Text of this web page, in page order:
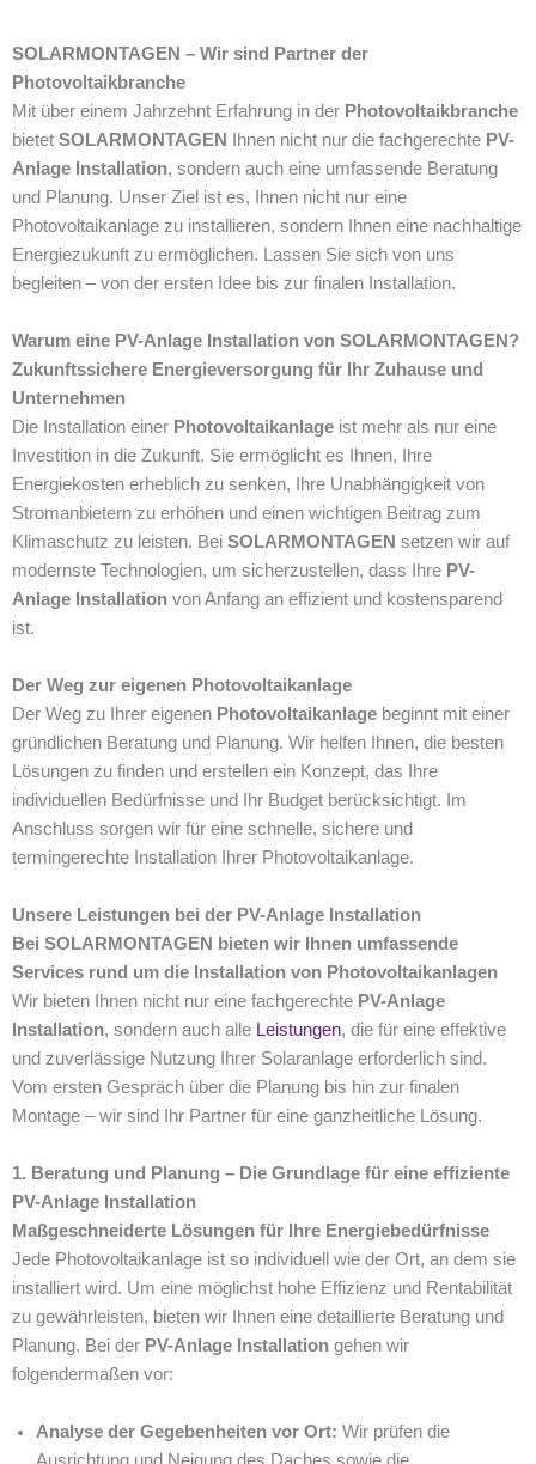
SOLARMONTAGEN – Wir sind Partner der
Photovoltaikbranche
Mit über einem Jahrzehnt Erfahrung in der Photovoltaikbranche
bietet SOLARMONTAGEN Ihnen nicht nur die fachgerechte PV-
Anlage Installation, sondern auch eine umfassende Beratung
und Planung. Unser Ziel ist es, Ihnen nicht nur eine
Photovoltaikanlage zu installieren, sondern Ihnen eine nachhaltige
Energiezukunft zu ermöglichen. Lassen Sie sich von uns
begleiten – von der ersten Idee bis zur finalen Installation.
Warum eine PV-Anlage Installation von SOLARMONTAGEN?
Zukunftssichere Energieversorgung für Ihr Zuhause und
Unternehmen
Die Installation einer Photovoltaikanlage ist mehr als nur eine
Investition in die Zukunft. Sie ermöglicht es Ihnen, Ihre
Energiekosten erheblich zu senken, Ihre Unabhängigkeit von
Stromanbietern zu erhöhen und einen wichtigen Beitrag zum
Klimaschutz zu leisten. Bei SOLARMONTAGEN setzen wir auf
modernste Technologien, um sicherzustellen, dass Ihre PV-
Anlage Installation von Anfang an effizient und kostensparend
ist.
Der Weg zur eigenen Photovoltaikanlage
Der Weg zu Ihrer eigenen Photovoltaikanlage beginnt mit einer
gründlichen Beratung und Planung. Wir helfen Ihnen, die besten
Lösungen zu finden und erstellen ein Konzept, das Ihre
individuellen Bedürfnisse und Ihr Budget berücksichtigt. Im
Anschluss sorgen wir für eine schnelle, sichere und
termingerechte Installation Ihrer Photovoltaikanlage.
Unsere Leistungen bei der PV-Anlage Installation
Bei SOLARMONTAGEN bieten wir Ihnen umfassende
Services rund um die Installation von Photovoltaikanlagen
Wir bieten Ihnen nicht nur eine fachgerechte PV-Anlage
Installation, sondern auch alle Leistungen, die für eine effektive
und zuverlässige Nutzung Ihrer Solaranlage erforderlich sind.
Vom ersten Gespräch über die Planung bis hin zur finalen
Montage – wir sind Ihr Partner für eine ganzheitliche Lösung.
1. Beratung und Planung – Die Grundlage für eine effiziente
PV-Anlage Installation
Maßgeschneiderte Lösungen für Ihre Energiebedürfnisse
Jede Photovoltaikanlage ist so individuell wie der Ort, an dem sie
installiert wird. Um eine möglichst hohe Effizienz und Rentabilität
zu gewährleisten, bieten wir Ihnen eine detaillierte Beratung und
Planung. Bei der PV-Anlage Installation gehen wir
folgendermaßen vor:
Analyse der Gegebenheiten vor Ort: Wir prüfen die
Ausrichtung und Neigung des Daches sowie die